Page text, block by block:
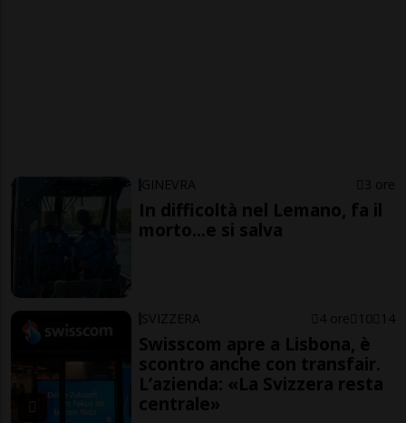
GINEVRA 3 ore
In difficoltà nel Lemano, fa il
morto...e si salva
SVIZZERA 4 ore 10 14
Swisscom apre a Lisbona, è
scontro anche con transfair.
L’azienda: «La Svizzera resta
centrale»